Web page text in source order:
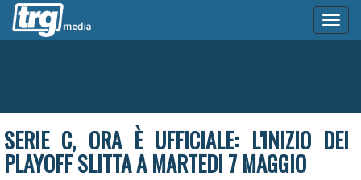
SERIE C, ORA È UFFICIALE: L'INIZIO DEI
PLAYOFF SLITTA A MARTEDI 7 MAGGIO